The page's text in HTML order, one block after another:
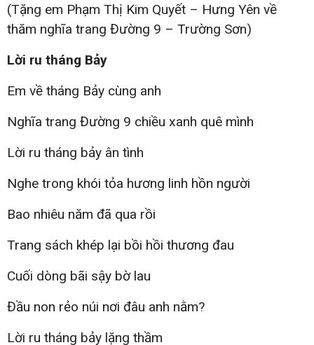
(Tặng em Phạm Thị Kim Quyết – Hưng Yên về
thăm nghĩa trang Đường 9 – Trường Sơn)
Lời ru tháng Bảy
Em về tháng Bảy cùng anh
Nghĩa trang Đường 9 chiều xanh quê mình
Lời ru tháng bảy ân tình
Nghe trong khói tỏa hương linh hồn người
Bao nhiêu năm đã qua rồi
Trang sách khép lại bồi hồi thương đau
Cuối dòng bãi sậy bờ lau
Đầu non rẻo núi nơi đâu anh nằm?
Lời ru tháng bảy lặng thầm